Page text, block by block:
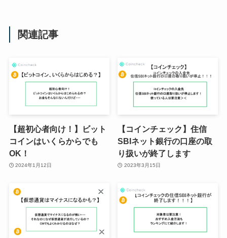
関連記事
【超初心者向け！】ビット
コインはいくらからでも
OK！
2024年1月12日
【コインチェック】住信
SBIネット銀行の口座の取
り扱いが終了します
2023年3月15日